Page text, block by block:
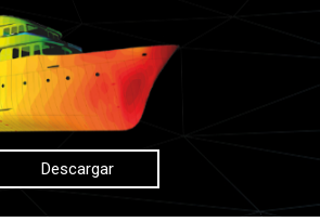
Descargar